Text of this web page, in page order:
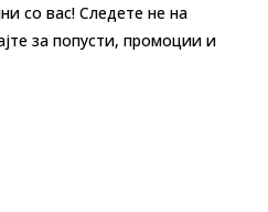
со вас! Следете не на
за попусти, промоции и